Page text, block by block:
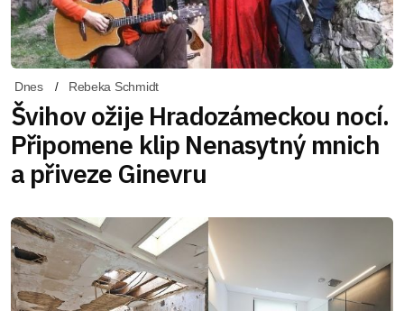
Dnes Rebeka Schmidt
Švihov ožije Hradozámeckou nocí.
Připomene klip Nenasytný mnich
a přiveze Ginevru